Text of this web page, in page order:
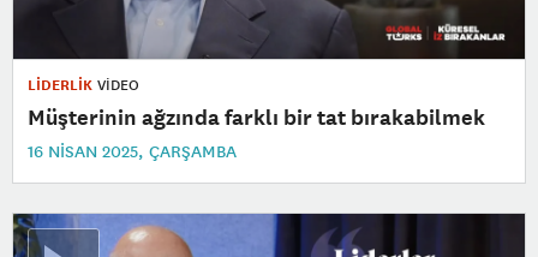
LİDERLİK VİDEO
Müşterinin ağzında farklı bir tat bırakabilmek
16 NISAN 2025, ÇARŞAMBA